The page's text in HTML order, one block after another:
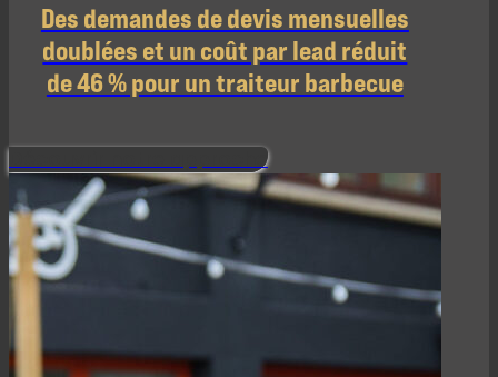
Des demandes de devis mensuelles
doublées et un coût par lead réduit
de 46 % pour un traiteur barbecue
Découvrir notre approche